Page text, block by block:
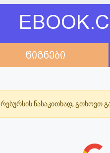
წიგნები
რესურსის წასაკითხად, გთხოვთ